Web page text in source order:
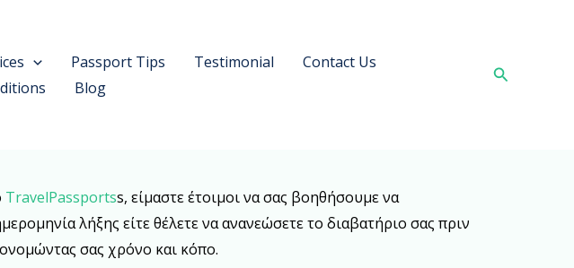
Passport Tips Testimonial
Contact Us
Blog
Search
TravelPassportss, είμαστε έτοιμοι να σας βοηθήσουμε να
λήξης είτε θέλετε να ανανεώσετε το διαβατήριο σας πριν
σας χρόνο και κόπο.